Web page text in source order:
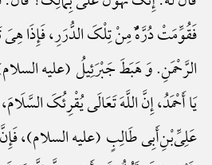
فَقُوِّمَتْ دُرَّهًٌْ مِنْ تِلْکَ الدُّرَرِ، فَإِذَا
الرَّحْمَنِ. وَ هَبَطَ جَبْرَئِیلُ (علیه
یَا أَحْمَدُ، إِنَّ اللَّهَ تَعَالَی یُقْرِئُکَ
عَلِیِّ‌بْنِ‌أَبِی طَالِبٍ (علیه السلام)،